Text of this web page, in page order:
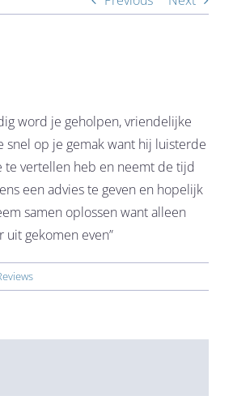
word je geholpen, vriendelijke
snel op je gemak want hij luisterde
te vertellen heb en neemt de tijd
een advies te geven en hopelijk
samen oplossen want alleen
gekomen even”